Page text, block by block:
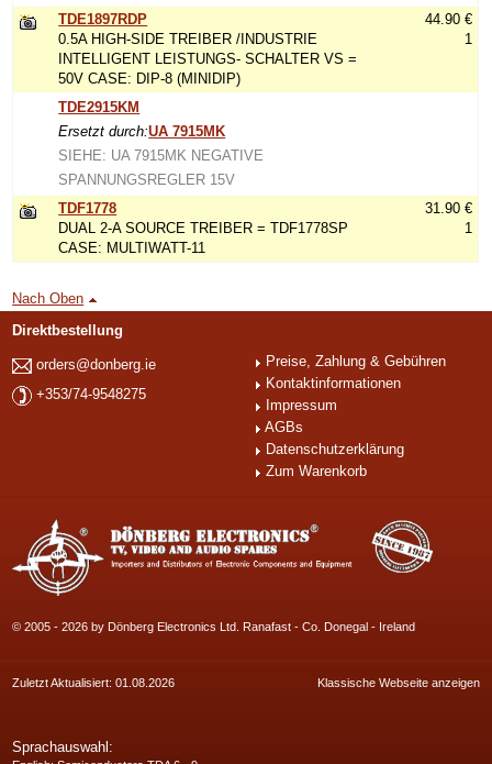
TDE1897RDP
0.5A HIGH-SIDE TREIBER /INDUSTRIE
INTELLIGENT LEISTUNGS- SCHALTER VS =
50V CASE: DIP-8 (MINIDIP)
44.90 €
1
TDE2915KM
Ersetzt durch:UA 7915MK
SIEHE: UA 7915MK NEGATIVE
SPANNUNGSREGLER 15V
TDF1778
DUAL 2-A SOURCE TREIBER = TDF1778SP
CASE: MULTIWATT-11
31.90 €
1
Nach Oben
Direktbestellung
orders@donberg.ie
+353/74-9548275
Preise, Zahlung & Gebühren
Kontaktinformationen
Impressum
AGBs
Datenschutzerklärung
Zum Warenkorb
© 2005 - 2026 by Dönberg Electronics Ltd. Ranafast - Co. Donegal - Ireland
Zuletzt Aktualisiert: 01.08.2026 Klassische Webseite anzeigen
Sprachauswahl: